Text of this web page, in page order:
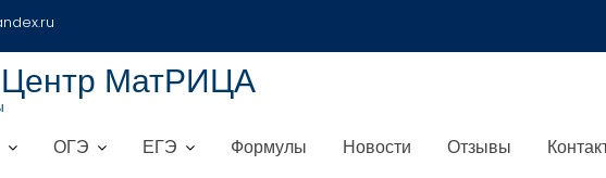
МатРИЦА
ОГЭ ЕГЭ Формулы Новости Отзывы